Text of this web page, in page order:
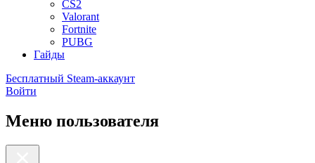
CS2
Valorant
Fortnite
PUBG
Гайды
Бесплатный Steam-аккаунт
Войти
Меню пользователя